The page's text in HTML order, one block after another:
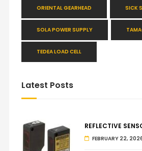
ORIENTAL GEARHEAD SICK
SOLA POWER SUPPLY
TEDEA LOAD CELL
Latest Posts
REFLECTIVE
FEBRUARY 22,